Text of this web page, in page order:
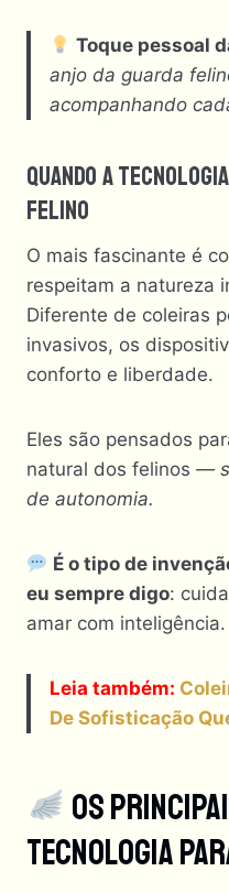
Toque pessoal
anjo da guarda
acompanhando
Quando A
Felino
O mais fascinante é
respeitam a natureza
Diferente de coleiras
invasivos, os
conforto e liberdade.
Eles são pensados
natural dos felinos —
de autonomia.
É o tipo de
eu sempre digo:
amar com inteligência.
Leia também:
De Sofisticação
Os
Tecnologia